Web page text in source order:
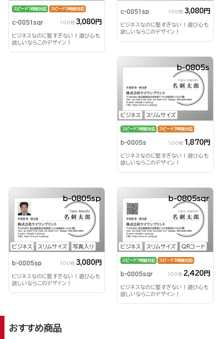
スピード1時間対応 スピード3時間対応
c-0851sqr 100枚 3,080円
ビジネスなのに堅すぎない！遊び心も
欲しいならこのデザイン！
c-0851sp 100枚 3,080円
ビジネスなのに堅すぎない！遊び心も
欲しいならこのデザイン！
ビジネス スリムサイズ
b-0805s
スピード1時間対応 スピード3時間対応
b-0805s 100枚 1,870円
ビジネスなのに堅すぎない！遊び心も
欲しいならこのデザイン！
ビジネス スリムサイズ 写真入り
b-0805sp
b-0805sp 100枚 3,080円
ビジネスなのに堅すぎない！遊び心も
欲しいならこのデザイン！
ビジネス スリムサイズ QRコード
b-0805sqr
スピード1時間対応 スピード3時間対応
b-0805sqr 100枚 2,420円
ビジネスなのに堅すぎない！遊び心も
欲しいならこのデザイン！
おすすめ商品